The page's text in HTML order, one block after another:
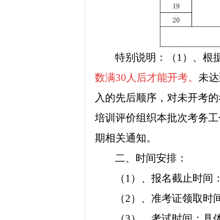
特别说明：
（1）、
数满30人 后才能开考。 未
入的先后顺序，对未开考
培训评价组织本批次考务
期相关通知。
二、时间安排：
（1）、报名截止时间
（2）、准考证领取时